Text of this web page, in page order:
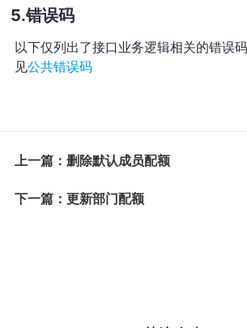
</DescribeDeptQuotaListResponse>
错误码
以下仅列出了接口业务逻辑相关的错误
见公共错误码
上一篇：删除默认成员配额
下一篇：更新部门配额